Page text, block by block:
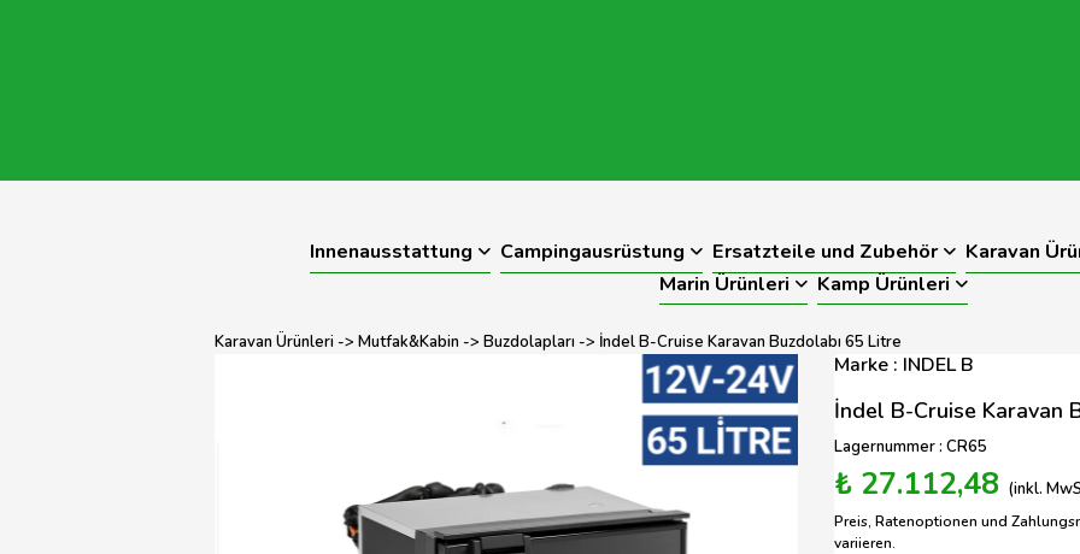
Innenausstattung Campingausrüstung Ersatzteile und Zubehör Karavan
Marin Ürünleri
Kamp Ürünleri
Karavan Ürünleri -> Mutfak&Kabin -> Buzdolapları -> İndel B-Cruise Karavan Buzdolabı 65 Litre
Marke : INDEL B
İndel B-Cruise Karavan
Lagernummer : CR65
₺ 27.112,48 (inkl.
Preis, Ratenoptionen und
variieren.